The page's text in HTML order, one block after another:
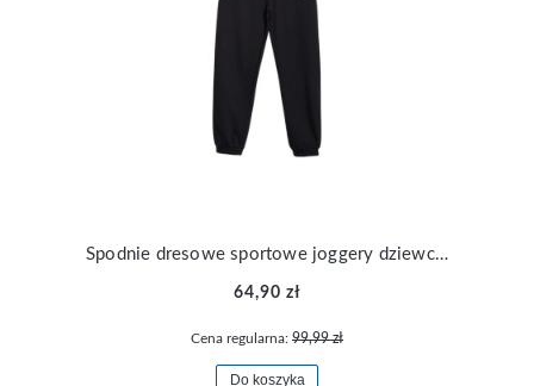
Spodnie dresowe sportowe joggery dziewczęce 4F TTROF0950-20S
64,90 zł
Cena regularna: 99,99 zł
Do koszyka